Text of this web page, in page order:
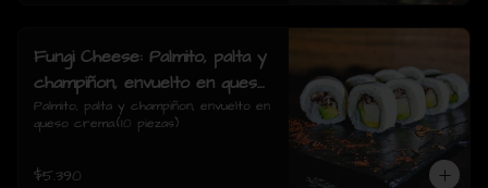
Fungi Cheese: Palmito, palta y
champiñon, envuelto en queso
crema.
Palmito, palta y champiñon, envuelto en
queso crema.(10 piezas)
$5.390